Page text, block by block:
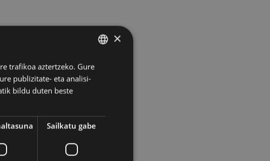
BASQUE
SPANISH
×
trafikoa aztertzeko. Gure
publizitate- eta analisi-
bildu duten beste
Sailkatu gabe